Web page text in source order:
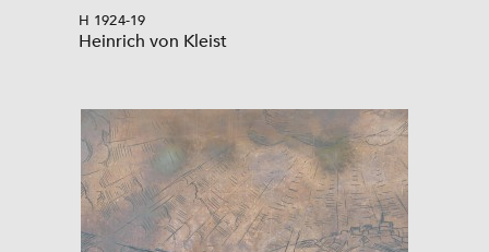
H 1924-19
Heinrich von Kleist